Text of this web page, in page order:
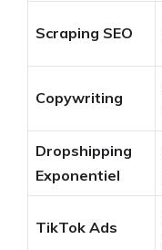
Scraping SEO
Copywriting
Dropshipping
Exponentiel
TikTok Ads